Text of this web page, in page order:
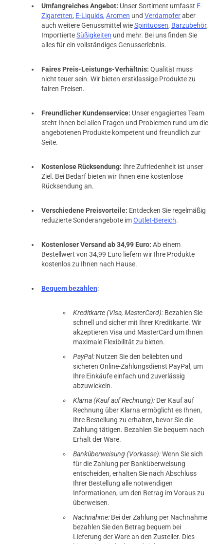
next
Umfangreiches Angebot: Unser Sortiment umfasst E-
Zigaretten, E-Liquids, Aromen und Verdampferaber
auch weitere Genussmittel wieSpirituosen, Barzubehör,
ImportierteSüßigkeiten und mehr. Bei uns finden Sie
alles für ein vollständiges Genusserlebnis.
Faires Preis-Leistungs-Verhältnis: Qualität muss
nicht teuer sein. Wir bieten erstklassige Produkte zu
fairen Preisen.
Freundlicher Kundenservice: Unser engagiertes Team
steht Ihnen bei allen Fragen und Problemen rund um die
angebotenen Produkte kompetent und freundlich zur
Seite.
Kostenlose Rücksendung: Ihre Zufriedenheit ist unser
Ziel. Bei Bedarf bieten wir Ihnen eine kostenlose
Rücksendung an.
Verschiedene Preisvorteile: Entdecken Sie regelmäßig
reduzierte Sonderangebote imOutlet-Bereich.
Kostenloser Versand ab 34,99 Euro: Ab einem
Bestellwert von 34,99 Euro liefern wir Ihre Produkte
kostenlos zu Ihnen nach Hause.
Bequem bezahlen:
Kreditkarte (Visa, MasterCard): Bezahlen Sie
schnell und sicher mit Ihrer Kreditkarte. Wir
akzeptieren Visa und MasterCard um Ihnen
maximale Flexibilität zu bieten.
PayPal: Nutzen Sie den beliebten und
sicheren Online-Zahlungsdienst PayPal, um
Ihre Einkäufe einfach und zuverlässig
abzuwickeln.
Klarna (Kauf auf Rechnung): Der Kauf auf
Rechnung über Klarna ermöglicht es Ihnen,
Ihre Bestellung zu erhalten, bevor Sie die
Zahlung tätigen. Bezahlen Sie bequem nach
Erhalt der Ware.
Banküberweisung (Vorkasse):Wenn Sie sich
für die Zahlung per Banküberweisung
entscheiden, erhalten Sie nach Abschluss
Ihrer Bestellung alle notwendigen
Informationen, um den Betrag im Voraus zu
überweisen.
Nachnahme: Bei der Zahlung per Nachnahme
bezahlen Sie den Betrag bequem bei
Lieferung der Ware an den Zusteller. Dies